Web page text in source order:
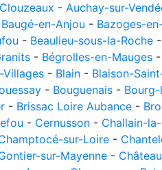
- Auchay-sur-
Baugé-en-Anjou - Bazoges-
- Beaulieu-sous-la-Roche -
- Bégrolles-en-Mauges -
Villages - Blain - Blaison-
- Bouguenais -
- Brissac Loire Aubance -
- Cernusson - Challain-
sur-Loire -
sur-Mayenne -